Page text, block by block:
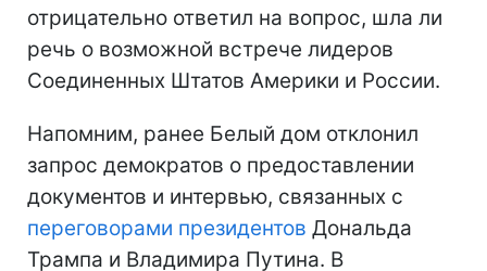
отрицательно ответил на вопрос, шла ли
речь о возможной встрече лидеров
Соединенных Штатов Америки и России.
Напомним, ранее Белый дом отклонил
запрос демократов о предоставлении
документов и интервью, связанных с
переговорами президентов Дональда
Трампа и Владимира Путина. В